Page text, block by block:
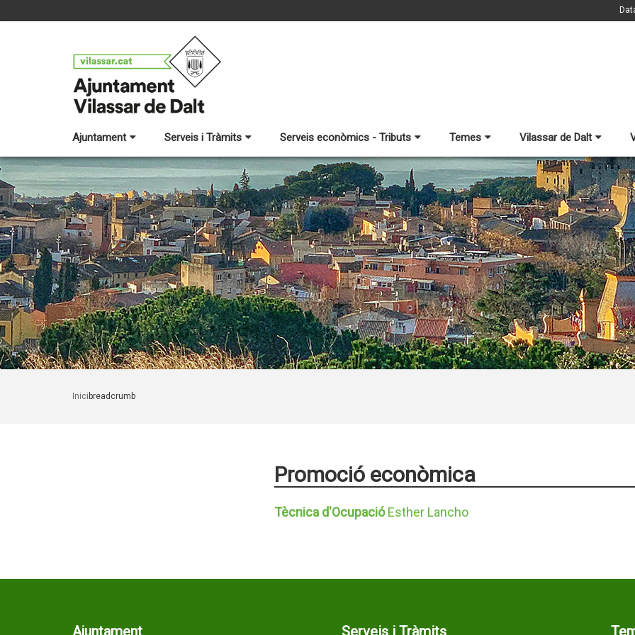
Ajuntament Serveis i Tràmits Serveis econòmics - Tributs Temes Vilassar de Dalt
Inici breadcrumb
Promoció econòmica
Tècnica d'OcupacióEsther Lancho
Ajuntament Serveis i Tràmits